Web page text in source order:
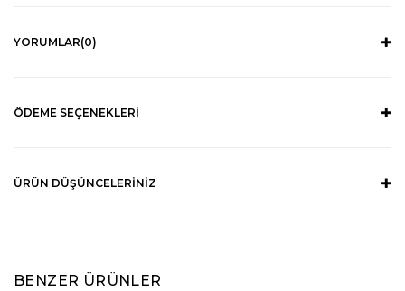
YORUMLAR(0)
ÖDEME SEÇENEKLERI
ÜRÜN DÜŞÜNCELERINIZ
BENZER ÜRÜNLER